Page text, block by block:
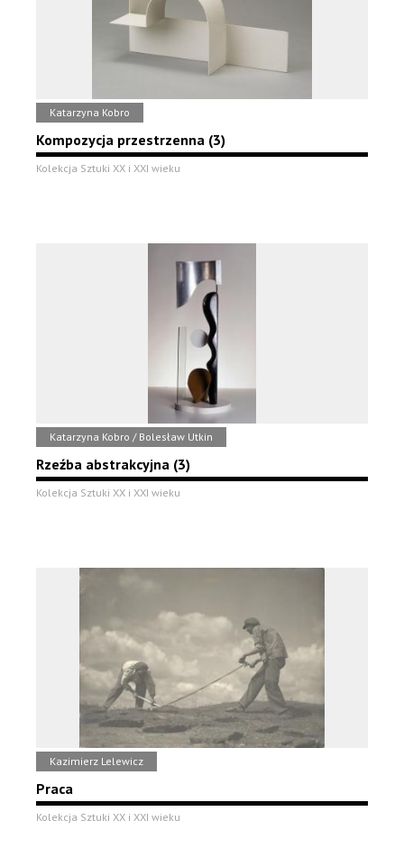
Katarzyna Kobro
Kompozycja przestrzenna (3)
Kolekcja Sztuki XX i XXI wieku
Katarzyna Kobro / Bolesław Utkin
Rzeźba abstrakcyjna (3)
Kolekcja Sztuki XX i XXI wieku
Kazimierz Lelewicz
Praca
Kolekcja Sztuki XX i XXI wieku